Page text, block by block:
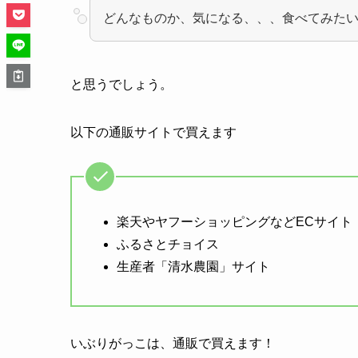
どんなものか、気になる、、、食べてみたい
と思うでしょう。
以下の通販サイトで買えます
楽天やヤフーショッピングなどECサイト
ふるさとチョイス
生産者「清水農園」サイト
いぶりがっこは、通販で買えます！